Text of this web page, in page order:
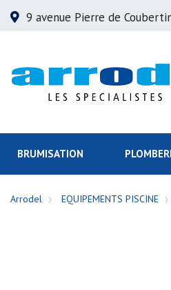
9 avenue Pierre de
BRUMISATION
Arrodel EQUIPEMENTS PISCINE